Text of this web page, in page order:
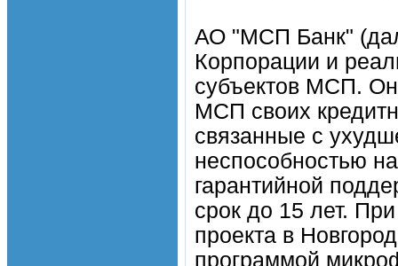
АО "МСП Банк"
Корпорации и
субъектов МСП. Он
МСП своих
связанные с
неспособностью
гарантийной
срок до 15 лет.
проекта в
программой